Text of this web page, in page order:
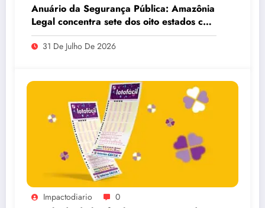
Anuário da Segurança Pública: Amazônia
Legal concentra sete dos oito estados com
maiores taxas de estupro do país
31 De Julho De 2026
Impactodiario 0